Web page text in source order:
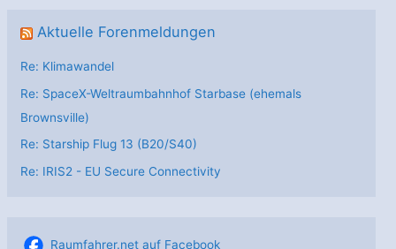
Aktuelle Forenmeldungen
Re: Klimawandel
Re: SpaceX-Weltraumbahnhof Starbase (ehemals
Brownsville)
Re: Starship Flug 13 (B20/S40)
Re: IRIS2 - EU Secure Connectivity
Raumfahrer.net auf Facebook